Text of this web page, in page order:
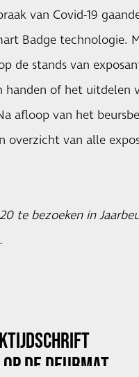
van Covid-19
Badge technologie.
de stands van
handen of het uitdelen
afloop van het
overzicht van alle
te bezoeken in
DE DEURMAT